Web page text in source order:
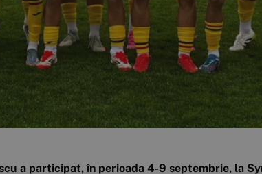
a participat, în perioada 4-9 septembrie, la